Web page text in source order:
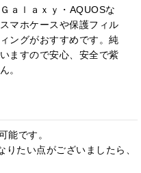
ａｌａｘｙ・AQUOSな
マホケースや保護フィル
ングがおすすめです。純
ますので安心、安全で紫
。
能です。
たい点がございましたら、